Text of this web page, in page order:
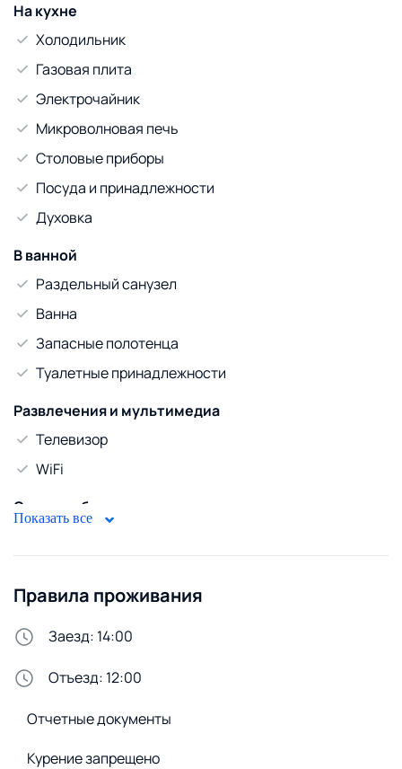
На кухне
Холодильник
Газовая плита
Электрочайник
Микроволновая печь
Столовые приборы
Посуда и принадлежности
Духовка
В ванной
Раздельный санузел
Ванна
Запасные полотенца
Туалетные принадлежности
Развлечения и мультимедиа
Телевизор
WiFi
Стирка и белье
Показать все
Правила проживания
Заезд: 14:00
Отъезд: 12:00
Отчетные документы
Курение запрещено